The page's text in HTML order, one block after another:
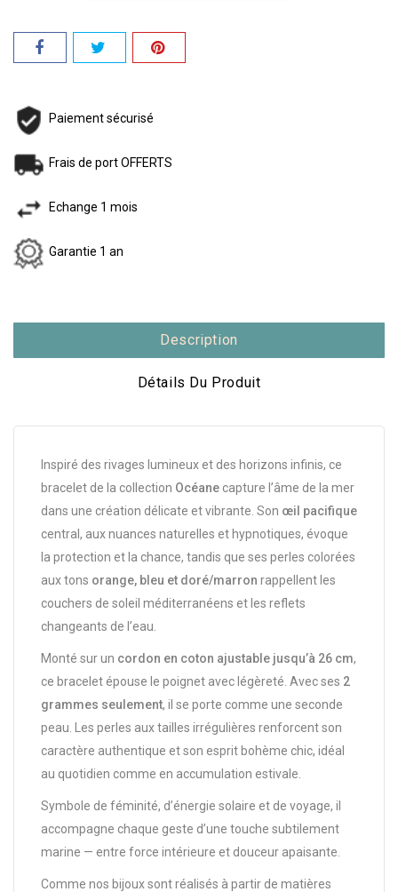
Paiement sécurisé
Frais de port OFFERTS
Echange 1 mois
Garantie 1 an
Description
Détails Du Produit
Inspiré des rivages lumineux et des horizons infinis, ce
bracelet de la collection Océane capture l’âme de la mer
dans une création délicate et vibrante. Son œil pacifique
central, aux nuances naturelles et hypnotiques, évoque
la protection et la chance, tandis que ses perles colorées
aux tons orange, bleu et doré/marron rappellent les
couchers de soleil méditerranéens et les reflets
changeants de l’eau.
Monté sur un cordon en coton ajustable jusqu’à 26 cm,
ce bracelet épouse le poignet avec légèreté. Avec ses 2
grammes seulement, il se porte comme une seconde
peau. Les perles aux tailles irrégulières renforcent son
caractère authentique et son esprit bohème chic, idéal
au quotidien comme en accumulation estivale.
Symbole de féminité, d’énergie solaire et de voyage, il
accompagne chaque geste d’une touche subtilement
marine — entre force intérieure et douceur apaisante.
Comme nos bijoux sont réalisés à partir de matières